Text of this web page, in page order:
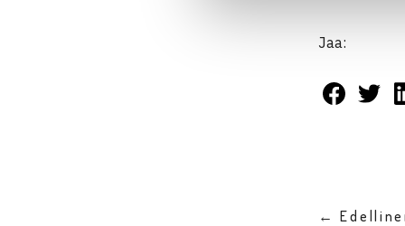
Jaa:
←